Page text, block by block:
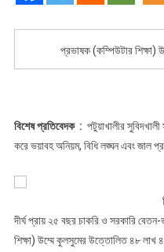
প্রভাষক (কম্পিউটার শিক্ষা)
বিশেষ প্রতিবেদক : পটুয়াখালীর
করে ভয়াবহ অনিয়ম, বিধি লঙ্ঘন এবং জাল
দীর্ঘ প্রায় ২৫ বছর চাকরি ও সরকারি
শিক্ষা) উম্মে কুলসুমের উত্তোলিত ৪৮ লাখ